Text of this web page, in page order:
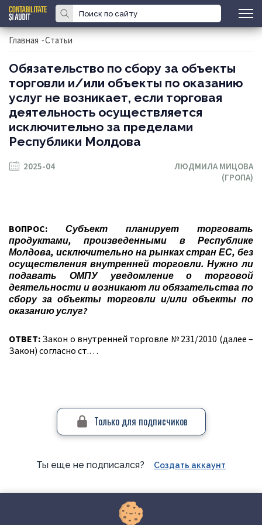
Главная -Статьи
Обязательство по сбору за объекты
торговли и/или объекты по оказанию
услуг не возникает, если торговая
деятельность осуществляется
исключительно за пределами
Республики Молдова
2025-04
ЛЮДМИЛА МИЦОВА
(ГРОПА)
ВОПРОС: Субъект планирует торговать
продуктами, произведенными в Республике
Молдова, исключительно на рынках стран ЕС, без
осуществления внутренней торговли. Нужно ли
подавать ОМПУ уведомление о торговой
деятельности и возникают ли обязательства по
сбору за объекты торговли и/или объекты по
оказанию услуг?
ОТВЕТ: Закон о внутренней торговле № 231/2010 (далее –
Закон) согласно ст.…
Только для подписчиков
Ты еще не подписался? Создать аккаунт